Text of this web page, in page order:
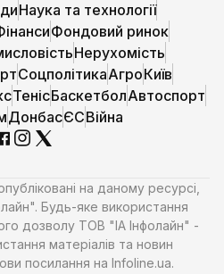
Наука та технології
Фондовий ринок
Нерухомість
СоцполітикаАгроКиїв
ТенісБаскетболАвтоспорт
ДонбасЄСВійна
на даному ресурсі,
Будь-яке використання
дозволу ТОВ "ІА Інфолайн" -
матеріалів та новин
посилання на Infoline.ua.